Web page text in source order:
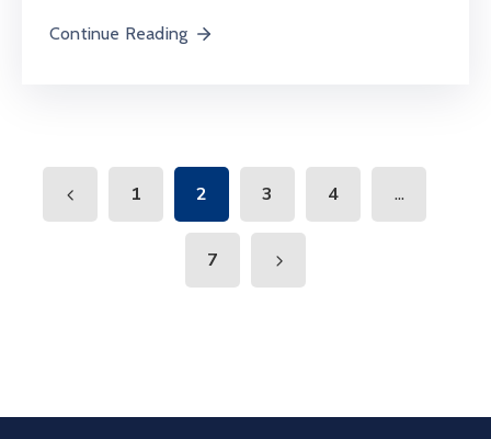
Continue Reading
1 2 3 4 ...
7